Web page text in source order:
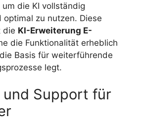
die KI vollständig
zu nutzen. Diese
die KI-Erweiterung E-
die Funktionalität erheblich
Basis für weiterführende
legt.
und Support für